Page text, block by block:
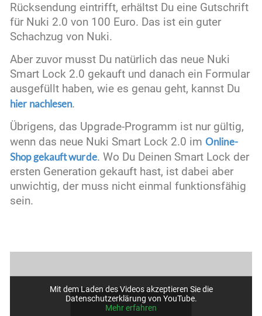
Rücksendung eintrifft, erhältst Du eine Gutschrift
für Nuki 2.0 von 100 Euro. Das ist ein guter
Schachzug von Nuki.
Aber zuvor musst Du natürlich das neue Nuki
Smart Lock 2.0 gekauft und danach ein Formular
ausgefüllt haben, wie es genau geht, kannst Du
hier nachlesen.
Übrigens, das Upgrade-Programm ist nur gültig,
wenn das neue Nuki Smart Lock 2.0 im Online-
Shop gekauft wurde. Wo Du Deinen Smart Lock der
ersten Generation gekauft hast, ist dabei aber
unwichtig, der muss nicht einmal funktionsfähig
sein.
Mit dem Laden des Videos akzeptieren Sie die
Datenschutzerklärung von YouTube.
Mehr erfahren